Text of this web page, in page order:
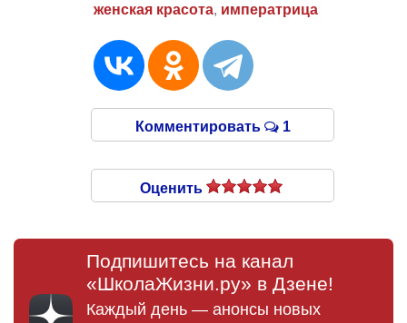
женская красота, императрица
Комментировать 1
Оценить
Подпишитесь на канал
«ШколаЖизни.ру» в Дзене!
Каждый день — анонсы новых